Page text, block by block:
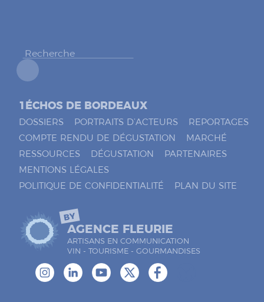
1ÉCHOS DE BORDEAUX
DOSSIERS PORTRAITS D’ACTEURS
REPORTAGES
COMPTE RENDU DE DÉGUSTATION
MARCHÉ
RESSOURCES
DÉGUSTATION
PARTENAIRES
MENTIONS LÉGALES
POLITIQUE DE CONFIDENTIALITÉ
PLAN DU SITE
BY
AGENCE FLEURIE
ARTISANS EN COMMUNICATION
VIN - TOURISME - GOURMANDISES